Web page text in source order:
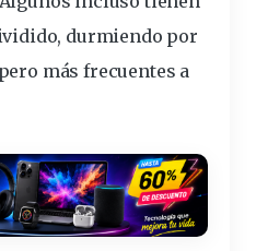
durmiendo por
másfrecuentes a